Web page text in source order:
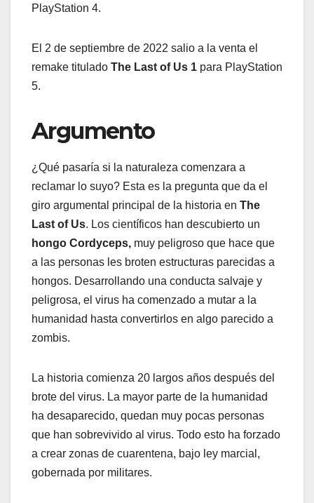
PlayStation 4.
El 2 de septiembre de 2022 salio a la venta el
remake titulado The Last of Us 1 para PlayStation
5.
Argumento
¿Qué pasaría si la naturaleza comenzara a
reclamar lo suyo? Esta es la pregunta que da el
giro argumental principal de la historia en The
Last of Us. Los científicos han descubierto un
hongo Cordyceps, muy peligroso que hace que
a las personas les broten estructuras parecidas a
hongos. Desarrollando una conducta salvaje y
peligrosa, el virus ha comenzado a mutar a la
humanidad hasta convertirlos en algo parecido a
zombis.
La historia comienza 20 largos años después del
brote del virus. La mayor parte de la humanidad
ha desaparecido, quedan muy pocas personas
que han sobrevivido al virus. Todo esto ha forzado
a crear zonas de cuarentena, bajo ley marcial,
gobernada por militares.